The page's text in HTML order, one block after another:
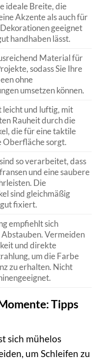
ideale Breite, die
Akzente als auch für
geeignet
handhaben lässt.
Material für
sodass Sie Ihre
ohne
umsetzen können.
leicht und luftig, mit
Rauheit durch die
die für eine taktile
Oberfläche sorgt.
so verarbeitet, dass
und eine saubere
Die
sind gleichmäßig
fixiert.
empfiehlt sich
Vermeiden
und direkte
um die Farbe
zu erhalten. Nicht
Tipps
sich mühelos
um Schleifen zu